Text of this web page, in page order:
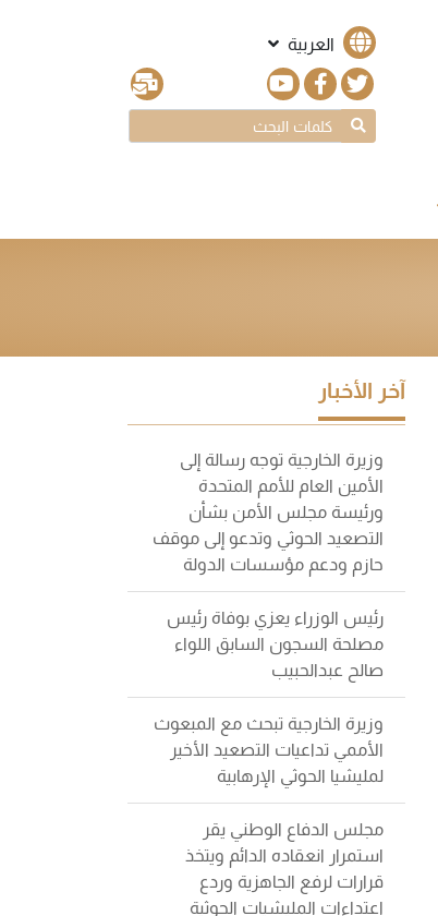
العربية
آخر الأخبار
وزيرة الخارجية توجه رسالة إلى
الأمين العام للأمم المتحدة
ورئيسة مجلس الأمن بشأن
التصعيد الحوثي وتدعو إلى موقف
حازم ودعم مؤسسات الدولة
رئيس الوزراء يعزي بوفاة رئيس
مصلحة السجون السابق اللواء
صالح عبدالحبيب
وزيرة الخارجية تبحث مع المبعوث
الأممي تداعيات التصعيد الأخير
لمليشيا الحوثي الإرهابية
مجلس الدفاع الوطني يقر
استمرار انعقاده الدائم ويتخذ
قرارات لرفع الجاهزية وردع
اعتداءات المليشيات الحوثية